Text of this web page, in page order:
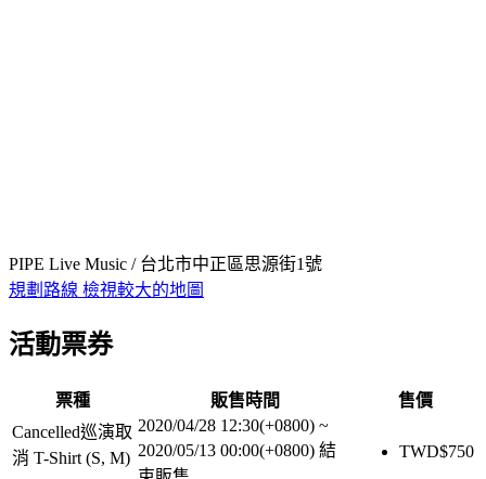
PIPE Live Music / 台北市中正區思源街1號
規劃路線 檢視較大的地圖
活動票券
票種 販售時間
售價
Cancelled巡演取
消 T-Shirt (S, M)
2020/04/28 12:30(+0800) ~
2020/05/13 00:00(+0800) 結
TWD$750